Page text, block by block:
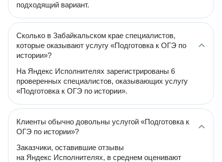
подходящий вариант.
Сколько в Забайкальском крае специалистов,
которые оказывают услугу «Подготовка к ОГЭ по
истории»?
На Яндекс Исполнителях зарегистрированы 6
проверенных специалистов, оказывающих услугу
«Подготовка к ОГЭ по истории».
Клиенты обычно довольны услугой «Подготовка к
ОГЭ по истории»?
Заказчики, оставившие отзывы
на Яндекс Исполнителях, в среднем оценивают